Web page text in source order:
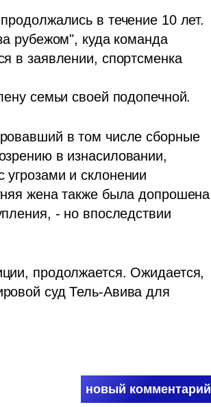
в течение 10 лет.
рубежом", куда команда
в заявлении, спортсменка
семьи своей подопечной.
в том числе сборные
в изнасиловании,
и склонении
жена также была допрошена
- но впоследствии
продолжается. Ожидается,
суд Тель-Авива для
новый комментарий